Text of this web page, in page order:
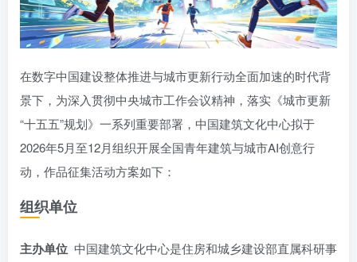
在数字中国建设整体推进与城市更新行动全面加速的时代背
景下，为深入贯彻中央城市工作会议精神，落实《城市更新
“十五五”规划》一系列重要部署，中国建筑文化中心拟于
2026年5月至12月组织开展全国青年建筑与城市AI创意行
动，作品征集活动方案如下：
组织单位
主办单位 中国建筑文化中心是住房和城乡建设部直属科研事